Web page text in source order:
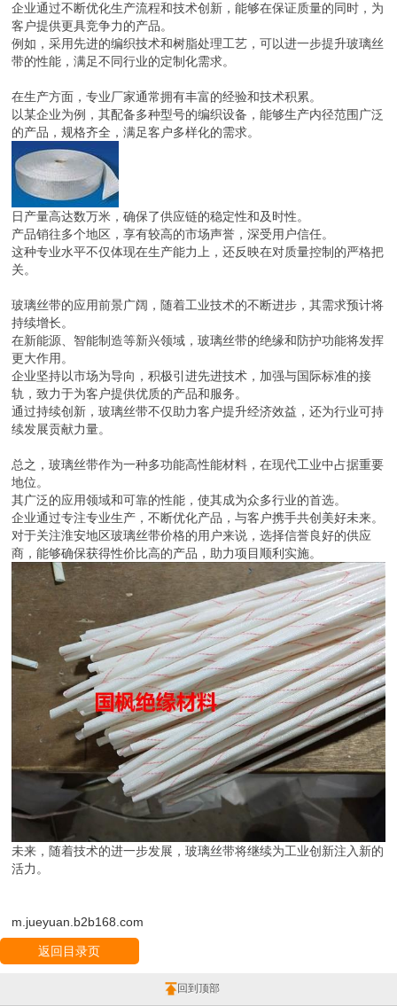
企业通过不断优化生产流程和技术创新，能够在保证质量的同时，为
客户提供更具竞争力的产品。
例如，采用先进的编织技术和树脂处理工艺，可以进一步提升玻璃丝
带的性能，满足不同行业的定制化需求。
在生产方面，专业厂家通常拥有丰富的经验和技术积累。
以某企业为例，其配备多种型号的编织设备，能够生产内径范围广泛
的产品，规格齐全，满足客户多样化的需求。
日产量高达数万米，确保了供应链的稳定性和及时性。
产品销往多个地区，享有较高的市场声誉，深受用户信任。
这种专业水平不仅体现在生产能力上，还反映在对质量控制的严格把
关。
玻璃丝带的应用前景广阔，随着工业技术的不断进步，其需求预计将
持续增长。
在新能源、智能制造等新兴领域，玻璃丝带的绝缘和防护功能将发挥
更大作用。
企业坚持以市场为导向，积极引进先进技术，加强与国际标准的接
轨，致力于为客户提供优质的产品和服务。
通过持续创新，玻璃丝带不仅助力客户提升经济效益，还为行业可持
续发展贡献力量。
总之，玻璃丝带作为一种多功能高性能材料，在现代工业中占据重要
地位。
其广泛的应用领域和可靠的性能，使其成为众多行业的首选。
企业通过专注专业生产，不断优化产品，与客户携手共创美好未来。
对于关注淮安地区玻璃丝带价格的用户来说，选择信誉良好的供应
商，能够确保获得性价比高的产品，助力项目顺利实施。
未来，随着技术的进一步发展，玻璃丝带将继续为工业创新注入新的
活力。
m.jueyuan.b2b168.com
返回目录页
回到顶部